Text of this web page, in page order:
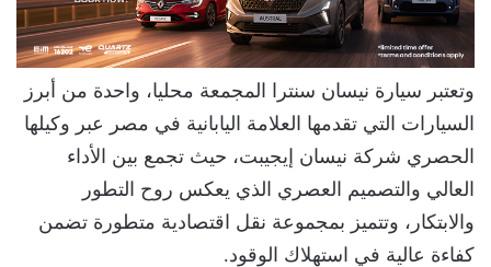
وتعتبر سيارة نيسان سنترا المجمعة محليا، واحدة من أبرز
السيارات التي تقدمها العلامة اليابانية في مصر عبر وكيلها
الحصري شركة نيسان إيجيبت، حيث تجمع بين الأداء
العالي والتصميم العصري الذي يعكس روح التطور
والابتكار، وتتميز بمجموعة نقل اقتصادية متطورة تضمن
كفاءة عالية في استهلاك الوقود.